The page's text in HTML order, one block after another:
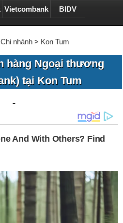
Vietcombank BIDV
Chi nhánh > Kon Tum
hàng Ngoại thương
tại Kon Tum